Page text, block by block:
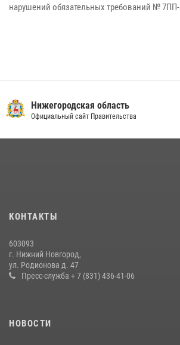
нарушений обязательных требований № 7ПП-
Нижегородская область
Официальный сайт Правительства
КОНТАКТЫ
603093
г. Нижний Новгород,
ул. Родионова д. 47
Пресс-служба + 7 (831) 436-41-06
НОВОСТИ